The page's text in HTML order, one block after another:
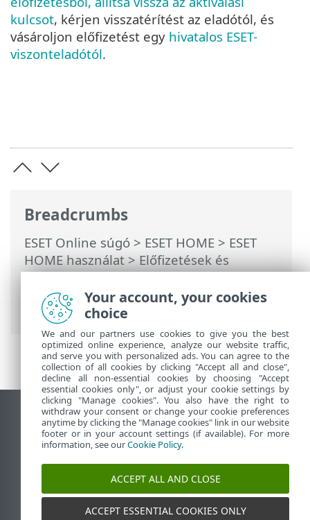
Breadcrumbs
ESET Online súgó > ESET HOME > ESET
HOME használat>Előfizetések és
előfizetés-kezelés> Mi a teendő
túlhasznált/kiszivárgott előfizetés
esetén?
kulcsot, kérjen visszatérítést az eladótól, és
vásároljon előfizetést egy hivatalos ESET-
viszonteladótól.
Asztali webhely megtekintése
End of Life
Az ESET tudásbázisa
ESET Fórum
ESET Status Portal
Regionális támogatás
Your account, your cookies
choice
We and our partners use cookies to give you the best
optimized online experience, analyze our website traffic,
and serve you with personalized ads. You can agree to the
collection of all cookies by clicking "Accept all and close",
decline all non-essential cookies by choosing "Accept
essential cookies only", or adjust your cookie settings by
clicking "Manage cookies". You also have the right to
withdraw your consent or change your cookie preferences
anytime by clicking the "Manage cookies" link in our website
footer or in your account settings (if available). For more
information, see ourCookie Policy.
ACCEPT ALL AND CLOSE
ACCEPT ESSENTIAL COOKIES ONLY